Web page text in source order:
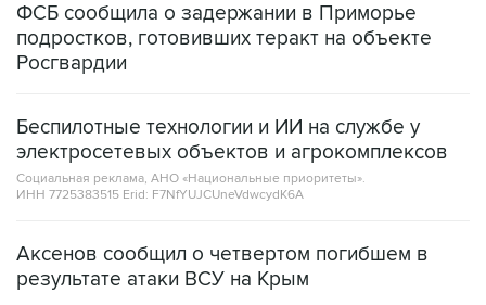
ФСБ сообщила о задержании в Приморье
подростков, готовивших теракт на объекте
Росгвардии
Беспилотные технологии и ИИ на службе у
электросетевых объектов и агрокомплексов
Социальная реклама, АНО «Национальные приоритеты».
ИНН 7725383515 Erid: F7NfYUJCUneVdwcydK6A
Аксенов сообщил о четвертом погибшем в
результате атаки ВСУ на Крым